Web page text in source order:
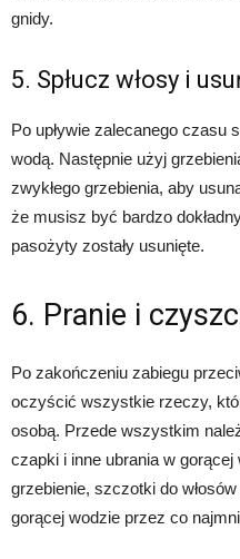
gnidy.
5. Spłucz włosy i
Po upływie zalecanego czasu
wodą. Następnie użyj
zwykłego grzebienia, aby
że musisz być bardzo
pasożyty zostały usunięte.
6. Pranie i
Po zakończeniu zabiegu
oczyścić wszystkie rzeczy,
osobą. Przede wszystkim
czapki i inne ubrania w
grzebienie, szczotki do
gorącej wodzie przez co